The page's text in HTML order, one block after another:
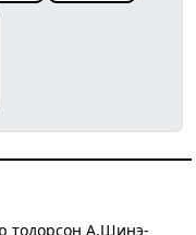
тодорсон А.Шинэ-